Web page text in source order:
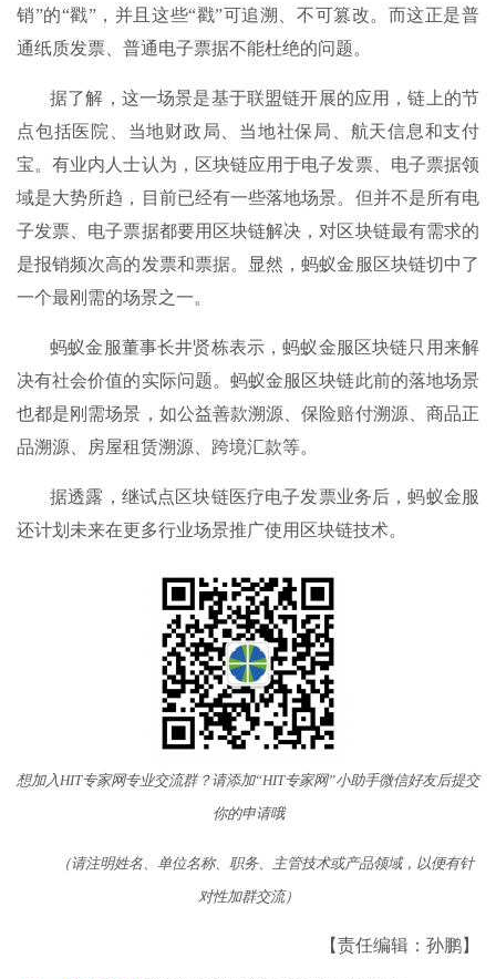
销”的“戳”，并且这些“戳”可追溯、不可篡改。而这正是普
通纸质发票、普通电子票据不能杜绝的问题。
据了解，这一场景是基于联盟链开展的应用，链上的节
点包括医院、当地财政局、当地社保局、航天信息和支付
宝。有业内人士认为，区块链应用于电子发票、电子票据领
域是大势所趋，目前已经有一些落地场景。但并不是所有电
子发票、电子票据都要用区块链解决，对区块链最有需求的
是报销频次高的发票和票据。显然，蚂蚁金服区块链切中了
一个最刚需的场景之一。
蚂蚁金服董事长井贤栋表示，蚂蚁金服区块链只用来解
决有社会价值的实际问题。蚂蚁金服区块链此前的落地场景
也都是刚需场景，如公益善款溯源、保险赔付溯源、商品正
品溯源、房屋租赁溯源、跨境汇款等。
据透露，继试点区块链医疗电子发票业务后，蚂蚁金服
还计划未来在更多行业场景推广使用区块链技术。
想加入HIT专家网专业交流群？请添加“HIT专家网”小助手微信好友后提交
你的申请哦
（请注明姓名、单位名称、职务、主管技术或产品领域，以便有针
对性加群交流）
【责任编辑：孙鹏】